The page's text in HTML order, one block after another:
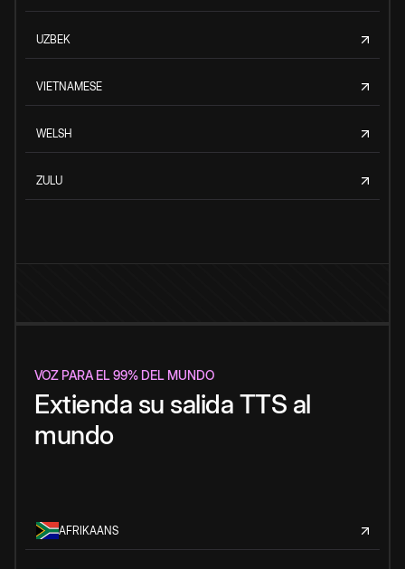
UZBEK
VIETNAMESE
WELSH
ZULU
VOZ PARA EL 99% DEL MUNDO
Extienda su salida TTS al
mundo
AFRIKAANS